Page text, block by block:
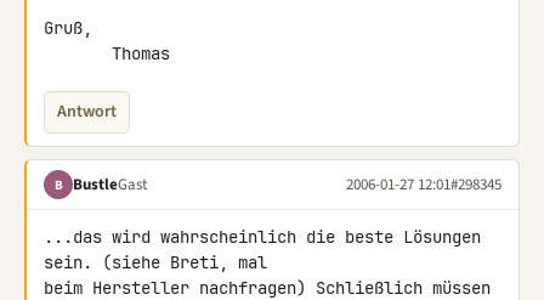
Gruß,
       Thomas
Antwort
B BustleGast 2006-01-27 12:01#298345
...das wird wahrscheinlich die beste Lösungen
sein. (siehe Breti, mal
beim Hersteller nachfragen) Schließlich müssen